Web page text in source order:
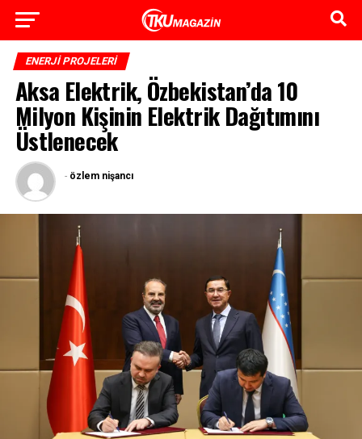
ENERJI PROJELERI
Aksa Elektrik, Özbekistan’da 10
Milyon Kişinin Elektrik Dağıtımını
Üstlenecek
- özlem nişancı